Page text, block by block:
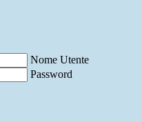
Nome Utente
Password